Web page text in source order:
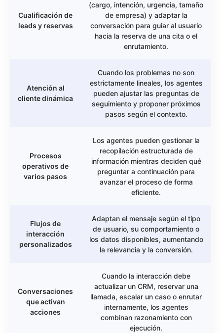
Cualificación de
leads y reservas
(cargo, intención, urgencia, tamaño
de empresa) y adaptar la
conversación para guiar al usuario
hacia la reserva de una cita o el
enrutamiento.
Atención al
cliente dinámica
Cuando los problemas no son
estrictamente lineales, los agentes
pueden ajustar las preguntas de
seguimiento y proponer próximos
pasos según el contexto.
Procesos
operativos de
varios pasos
Los agentes pueden gestionar la
recopilación estructurada de
información mientras deciden qué
preguntar a continuación para
avanzar el proceso de forma
eficiente.
Flujos de
interacción
personalizados
Adaptan el mensaje según el tipo
de usuario, su comportamiento o
los datos disponibles, aumentando
la relevancia y la conversión.
Conversaciones
que activan
acciones
Cuando la interacción debe
actualizar un CRM, reservar una
llamada, escalar un caso o enrutar
internamente, los agentes
combinan razonamiento con
ejecución.